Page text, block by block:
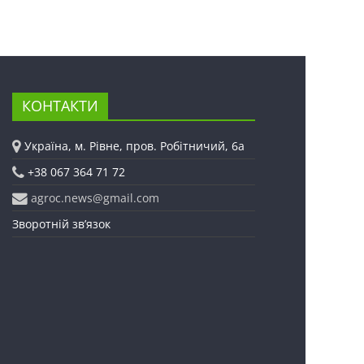
КОНТАКТИ
Україна, м. Рівне, пров. Робітничий, 6а
+38 067 364 71 72
agroc.news@gmail.com
Зворотній зв’язок